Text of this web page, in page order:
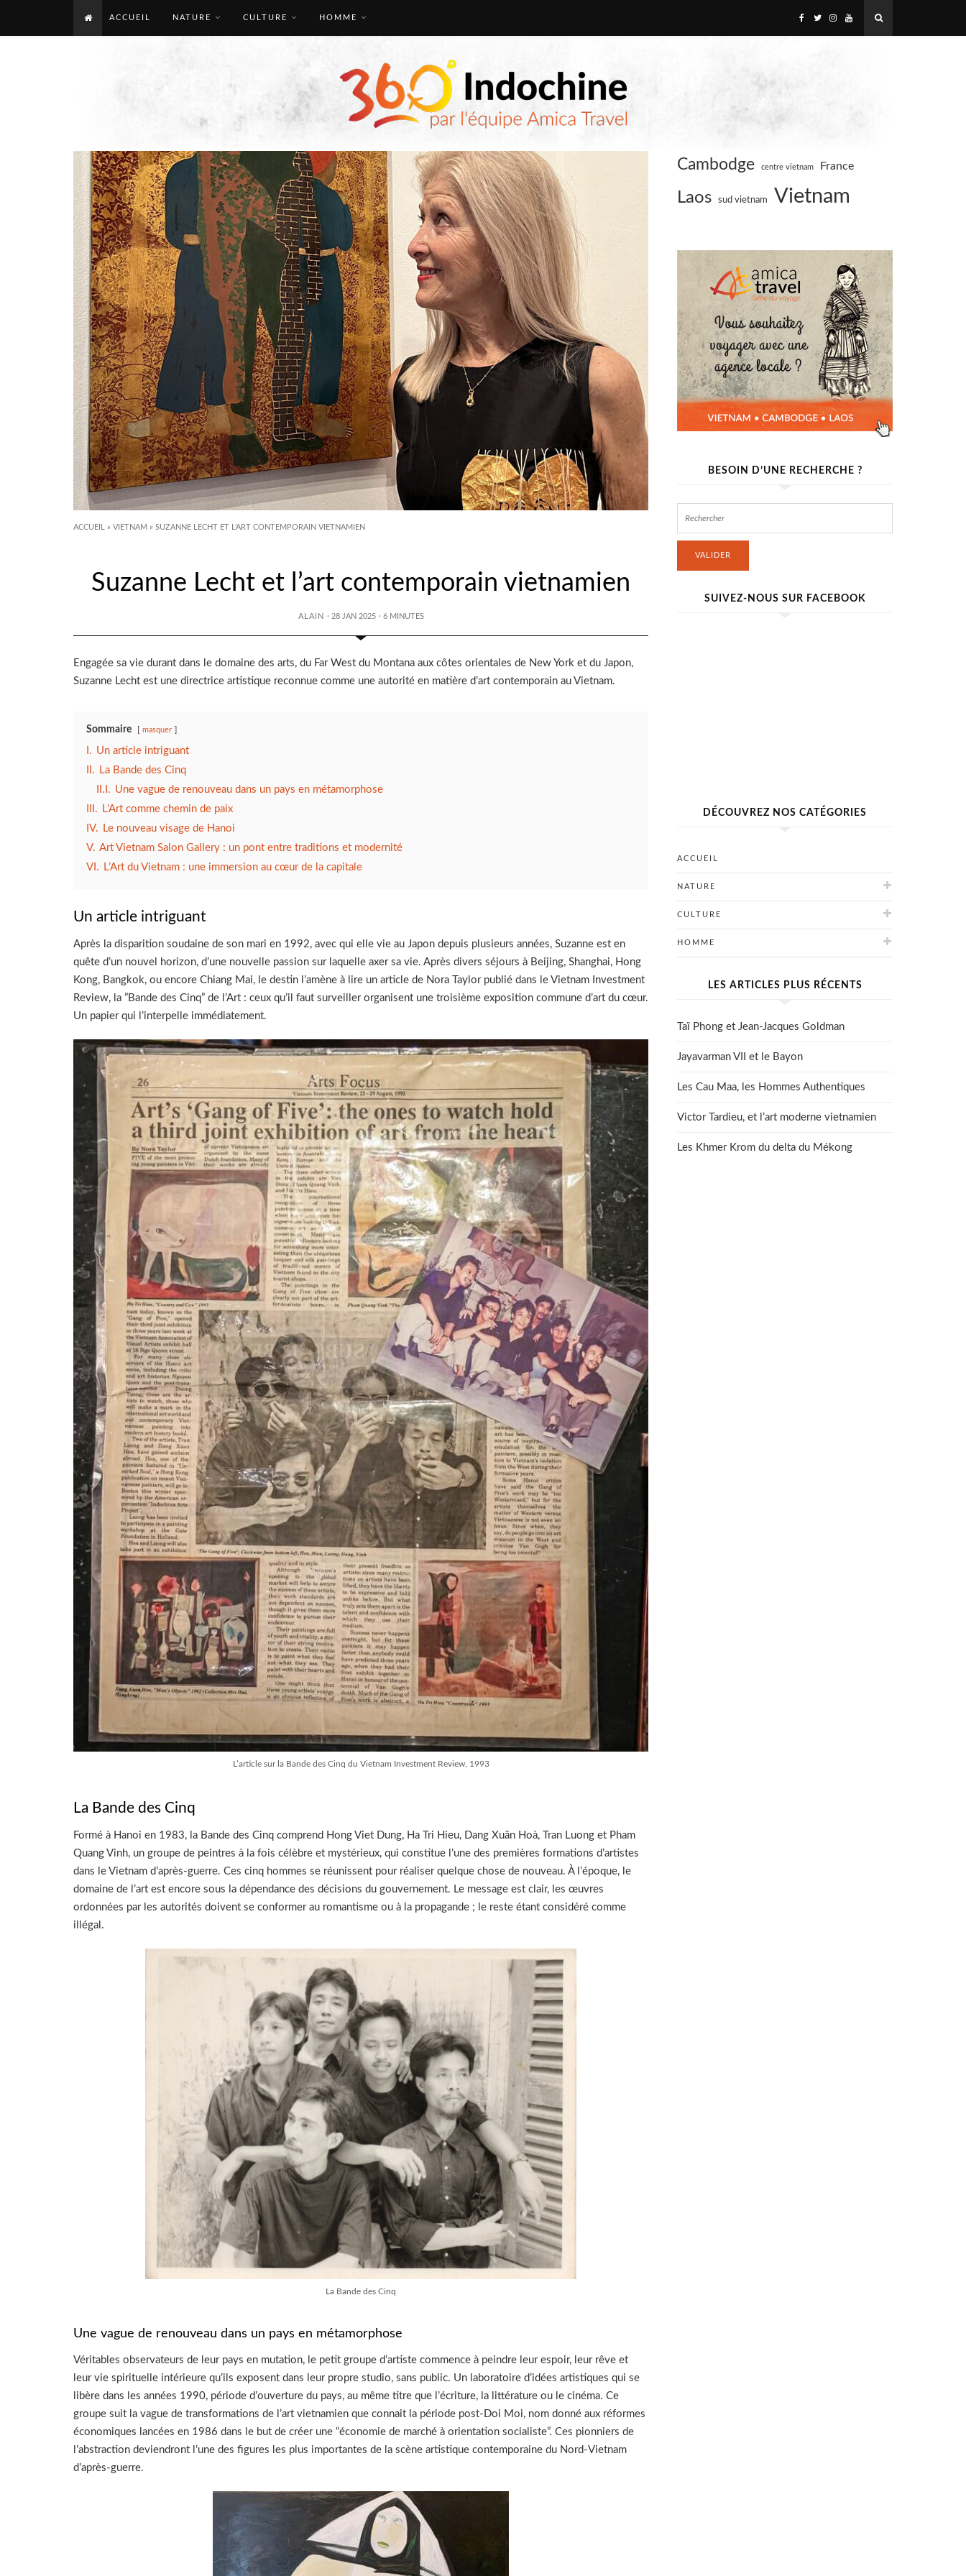
ACCUEIL » VIETNAM » SUZANNE LECHT ET L’ART CONTEMPORAIN VIETNAMIEN
Suzanne Lecht et l’art contemporain vietnamien
ALAIN · 28 JAN 2025 · 6 MINUTES
Engagée sa vie durant dans le domaine des arts, du Far West du Montana aux côtes orientales de New York et du Japon,
Suzanne Lecht est une directrice artistique reconnue comme une autorité en matière d’art contemporain au Vietnam.
Sommaire masquer
I. Un article intriguant
II. La Bande des Cinq
II.I. Une vague de renouveau dans un pays en métamorphose
III. L’Art comme chemin de paix
IV. Le nouveau visage de Hanoi
V. Art Vietnam Salon Gallery : un pont entre traditions et modernité
VI. L’Art du Vietnam : une immersion au cœur de la capitale
Un article intriguant
Après la disparition soudaine de son mari en 1992, avec qui elle vie au Japon depuis plusieurs années, Suzanne est en
quête d’un nouvel horizon, d’une nouvelle passion sur laquelle axer sa vie. Après divers séjours à Beijing, Shanghai, Hong
Kong, Bangkok, ou encore Chiang Mai, le destin l’amène à lire un article de Nora Taylor publié dans le Vietnam Investment
Review, la ”Bande des Cinq” de l’Art : ceux qu’il faut surveiller organisent une troisième exposition commune d’art du cœur.
Un papier qui l’interpelle immédiatement.
L’article sur la Bande des Cinq du Vietnam Investment Review, 1993
La Bande des Cinq
Formé à Hanoi en 1983, la Bande des Cinq comprend Hong Viet Dung, Ha Tri Hieu, Dang Xuân Hoà, Tran Luong et Pham
Quang Vinh, un groupe de peintres à la fois célèbre et mystérieux, qui constitue l’une des premières formations d’artistes
dans le Vietnam d’après-guerre. Ces cinq hommes se réunissent pour réaliser quelque chose de nouveau. À l’époque, le
domaine de l’art est encore sous la dépendance des décisions du gouvernement. Le message est clair, les œuvres
ordonnées par les autorités doivent se conformer au romantisme ou à la propagande ; le reste étant considéré comme
illégal.
La Bande des Cinq
Une vague de renouveau dans un pays en métamorphose
Véritables observateurs de leur pays en mutation, le petit groupe d’artiste commence à peindre leur espoir, leur rêve et
leur vie spirituelle intérieure qu’ils exposent dans leur propre studio, sans public. Un laboratoire d’idées artistiques qui se
libère dans les années 1990, période d’ouverture du pays, au même titre que l’écriture, la littérature ou le cinéma. Ce
groupe suit la vague de transformations de l’art vietnamien que connait la période post-Doi Moi, nom donné aux réformes
économiques lancées en 1986 dans le but de créer une “économie de marché à orientation socialiste”. Ces pionniers de
l’abstraction deviendront l’une des figures les plus importantes de la scène artistique contemporaine du Nord-Vietnam
d’après-guerre.
Cambodge centre vietnam France
Laos sud vietnam Vietnam
BESOIN D’UNE RECHERCHE ?
VALIDER
SUIVEZ-NOUS SUR FACEBOOK
DÉCOUVREZ NOS CATÉGORIES
ACCUEIL
NATURE
CULTURE
HOMME
LES ARTICLES PLUS RÉCENTS
Taï Phong et Jean-Jacques Goldman
Jayavarman VII et le Bayon
Les Cau Maa, les Hommes Authentiques
Victor Tardieu, et l’art moderne vietnamien
Les Khmer Krom du delta du Mékong
ACCUEIL NATURE CULTURE HOMME